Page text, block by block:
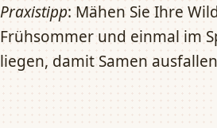
Praxistipp: Mähen Sie Ihre
Frühsommer und einmal im
liegen, damit Samen